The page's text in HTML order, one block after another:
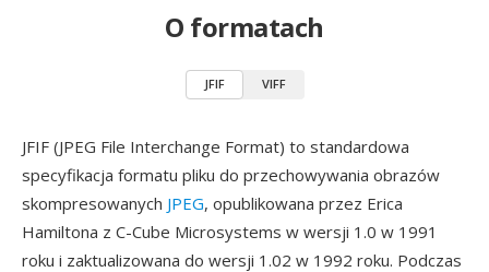
O formatach
JFIF VIFF
JFIF (JPEG File Interchange Format) to standardowa
specyfikacja formatu pliku do przechowywania obrazów
skompresowanych JPEG, opublikowana przez Erica
Hamiltona z C-Cube Microsystems w wersji 1.0 w 1991
roku i zaktualizowana do wersji 1.02 w 1992 roku. Podczas